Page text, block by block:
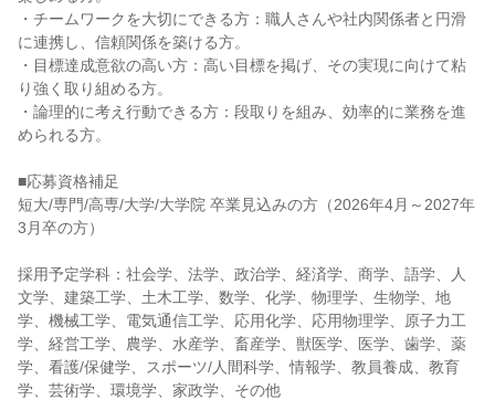
・チームワークを大切にできる方：職人さんや社内関係者と円滑
に連携し、信頼関係を築ける方。
・目標達成意欲の高い方：高い目標を掲げ、その実現に向けて粘
り強く取り組める方。
・論理的に考え行動できる方：段取りを組み、効率的に業務を進
められる方。
■応募資格補足
短大/専門/高専/大学/大学院 卒業見込みの方（2026年4月～2027年
3月卒の方）
採用予定学科：社会学、法学、政治学、経済学、商学、語学、人
文学、建築工学、土木工学、数学、化学、物理学、生物学、地
学、機械工学、電気通信工学、応用化学、応用物理学、原子力工
学、経営工学、農学、水産学、畜産学、獣医学、医学、歯学、薬
学、看護/保健学、スポーツ/人間科学、情報学、教員養成、教育
学、芸術学、環境学、家政学、その他